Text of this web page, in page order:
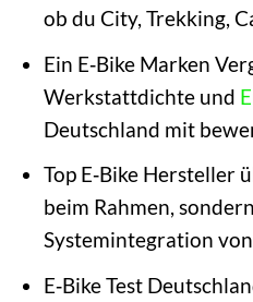
ob du City, Trekking,
Ein E‑Bike Marken
Werkstattdichte und
Deutschland mit
Top E‑Bike Hersteller
beim Rahmen,
Systemintegration
E‑Bike Test